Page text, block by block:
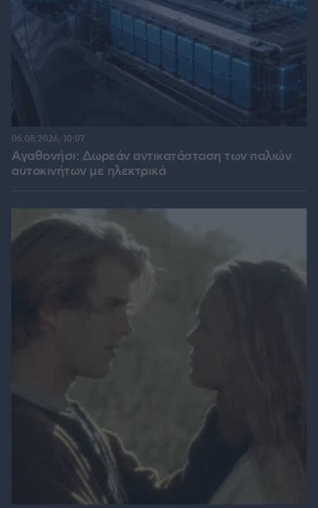
Αγαθονήσι: Δωρεάν αντικατάσταση των παλιών
αυτοκινήτων με ηλεκτρικά
06.08.2026, 10:07